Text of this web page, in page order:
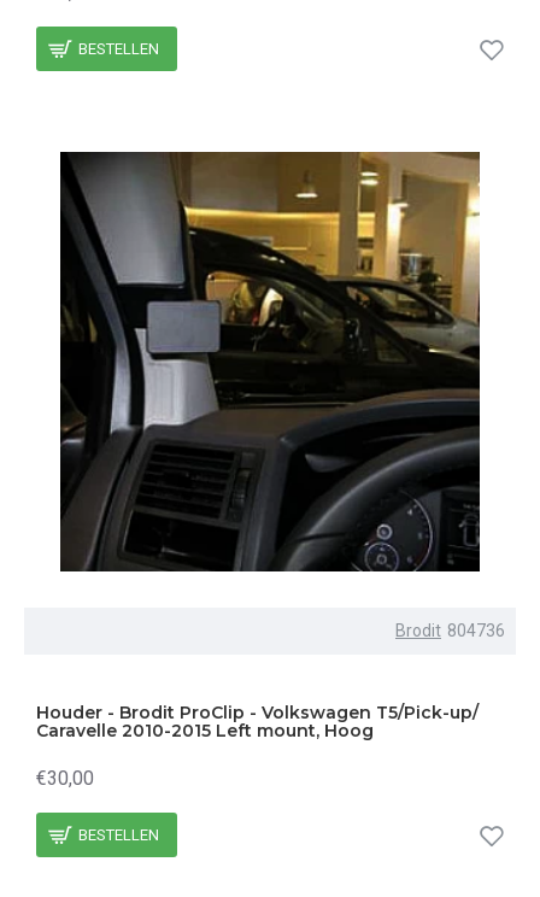
BESTELLEN
Brodit 804736
Houder - Brodit ProClip - Volkswagen T5/Pick-up/
Caravelle 2010-2015 Left mount, Hoog
€30,00
BESTELLEN